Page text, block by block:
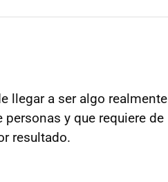
llegar a ser algo realmente
y que requiere de
resultado.